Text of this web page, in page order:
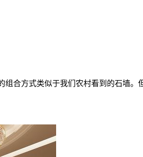
合方式类似于我们农村看到的石墙。